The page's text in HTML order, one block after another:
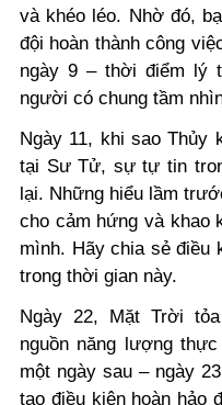
và khéo léo. Nhờ đó,
đội hoàn thành công
ngày 9 – thời điểm lý
người có chung tầm
Ngày 11, khi sao Thủy
tại Sư Tử, sự tự tin
lại. Những hiểu lầm
cho cảm hứng và khao
mình. Hãy chia sẻ điều
trong thời gian này.
Ngày 22, Mặt Trời
nguồn năng lượng
một ngày sau – ngày
tạo điều kiện hoàn hảo